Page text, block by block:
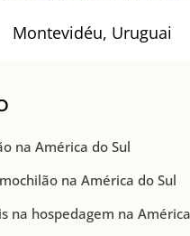
Montevidéu, Uruguai
na América do Sul
na América do Sul
na hospedagem na